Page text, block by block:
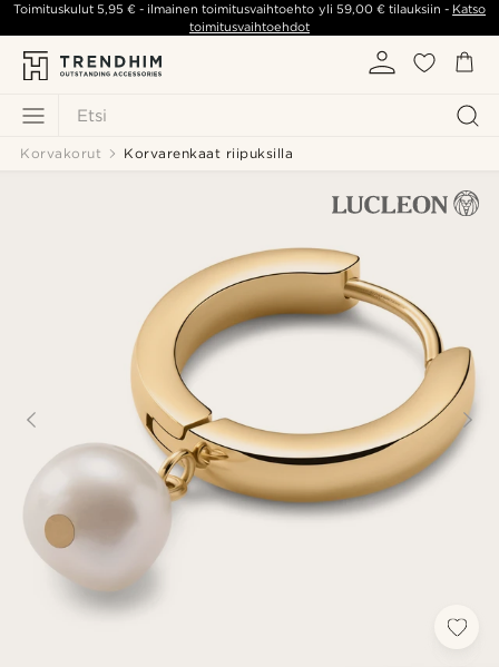
Etsi
Toimituskulut5,95 € - ilmainen toimitusvaihtoehto yli 59,00 €tilauksiin - Katso
toimitusvaihtoehdot
Korvakorut Korvarenkaat riipuksilla